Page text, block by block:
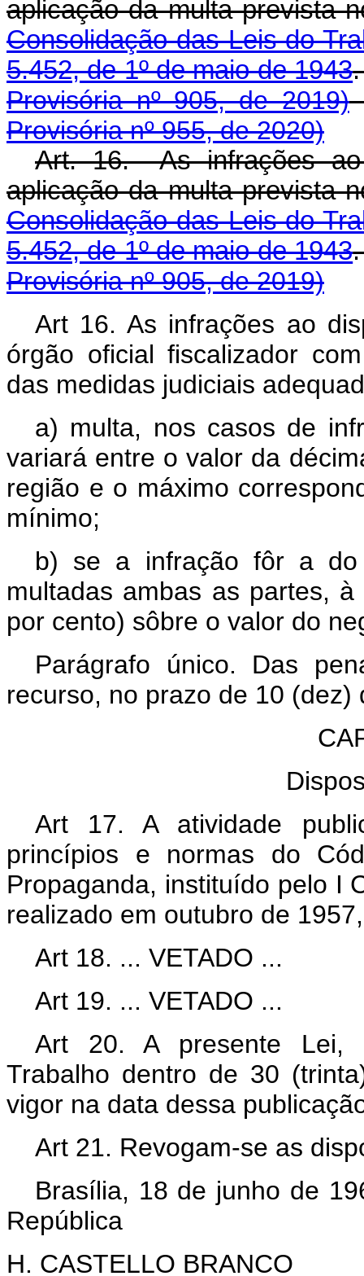
aplicação da multa prevista
Consolidação das Leis do
5.452, de 1º de maio de 1943
Provisória nº 905, de 2019)
Provisória nº 955, de 2020)
Art. 16. As infrações ao
aplicação da multa prevista
Consolidação das Leis do
5.452, de 1º de maio de 1943
Provisória nº 905, de 2019)
Art 16. As infrações ao
órgão oficial fiscalizador
das medidas judiciais
a) multa, nos casos de
variará entre o valor da
região e o máximo
mínimo;
b) se a infração fôr a do
multadas ambas as partes,
por cento) sôbre o valor do
Parágrafo único. Das
recurso, no prazo de 10
Art 17. A atividade
princípios e normas do
Propaganda, instituído pelo I
realizado em outubro de
Art 18. ... VETADO ...
Art 19. ... VETADO ...
Art 20. A presente Lei,
Trabalho dentro de 30
vigor na data dessa
Art 21. Revogam-se as
Brasília, 18 de junho de
República
H. CASTELLO BRANCO